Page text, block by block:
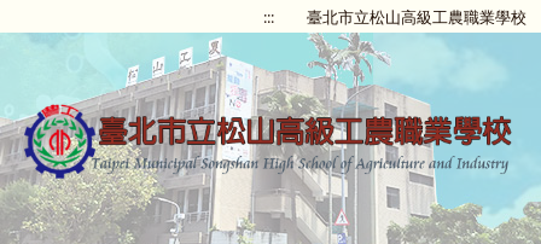
::: 臺北市立松山高級工農職業學校